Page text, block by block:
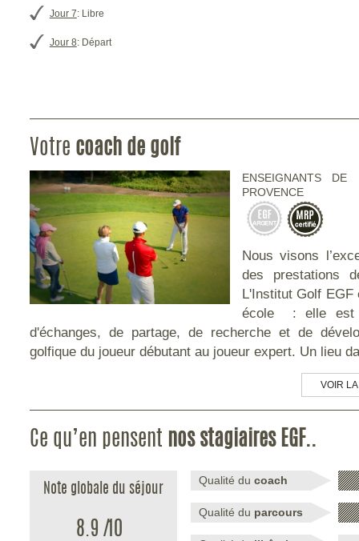
Jour 7: Libre
Jour 8: Départ
Votre coach de golf
ENSEIGNANTS
PROVENCE
Nous visons
des prestations
L'Institut Golf EGF
école : elle est
d'échanges, de partage, de recherche et de
golfique du joueur débutant au joueur expert. Un lieu
VOIR
Ce qu’en pensent nos stagiaires EGF..
Note globale du séjour
8.9 /
10
Qualité ducoach
Qualité du parcours